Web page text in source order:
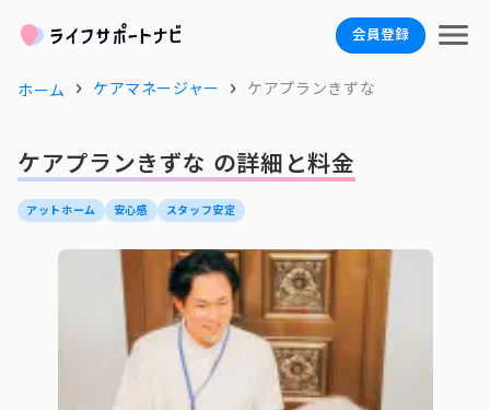
会員登録
ホーム ケアマネージャー ケアプランきずな
ケアプランきずな の詳細と料金
アットホーム 安心感 スタッフ安定